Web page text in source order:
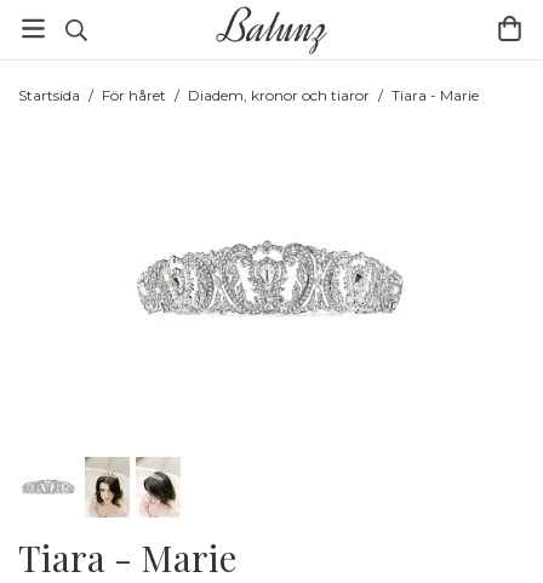
Startsida / För håret / Diadem, kronor och tiaror / Tiara - Marie
Tiara - Marie